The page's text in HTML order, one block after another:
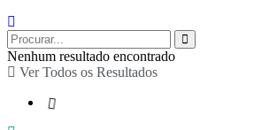
Nenhum resultado encontrado
Ver Todos os Resultados